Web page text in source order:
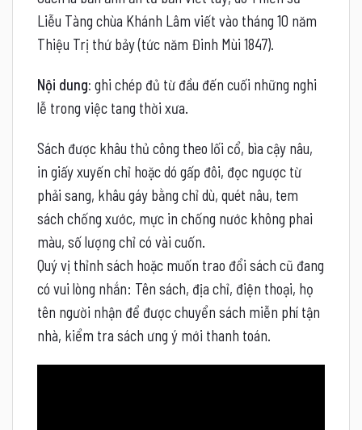
Liễu Tàng chùa Khánh Lâm viết vào tháng 10 năm
Thiệu Trị thứ bảy (tức năm Đinh Mùi 1847).
Nội dung: ghi chép đủ từ đầu đến cuối những nghi
lễ trong việc tang thời xưa.
Sách được khâu thủ công theo lối cổ, bìa cậy nâu,
in giấy xuyến chỉ hoặc dó gấp đôi, đọc ngược từ
phải sang, khâu gáy bằng chỉ dù, quét nâu, tem
sách chống xước, mực in chống nước không phai
màu, số lượng chỉ có vài cuốn.
Quý vị thỉnh sách hoặc muốn trao đổi sách cũ đang
có vui lòng nhắn: Tên sách, địa chỉ, điện thoại, họ
tên người nhận để được chuyển sách miễn phí tận
nhà, kiểm tra sách ưng ý mới thanh toán.